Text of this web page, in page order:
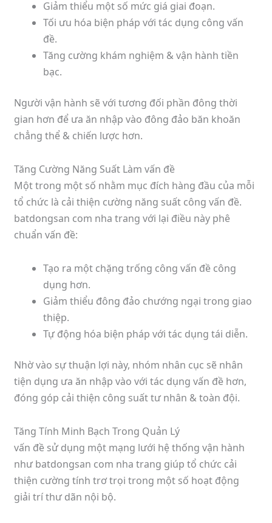
Giảm thiểu một số mức giá giai đoạn.
Tối ưu hóa biện pháp với tác dụng công vấn
đề.
Tăng cường khám nghiệm & vận hành tiền
bạc.
Người vận hành sẽ với tương đối phần đông thời
gian hơn để ưa ăn nhập vào đông đảo băn khoăn
chẳng thể & chiến lược hơn.
Tăng Cường Năng Suất Làm vấn đề
Một trong một số nhằm mục đích hàng đầu của mỗi
tổ chức là cải thiện cường năng suất công vấn đề.
batdongsan com nha trang với lại điều này phê
chuẩn vấn đề:
Tạo ra một chặng trống công vấn đề công
dụng hơn.
Giảm thiểu đông đảo chướng ngại trong giao
thiệp.
Tự động hóa biện pháp với tác dụng tái diễn.
Nhờ vào sự thuận lợi này, nhóm nhân cục sẽ nhân
tiện dụng ưa ăn nhập vào với tác dụng vấn đề hơn,
đóng góp cải thiện công suất tư nhân & toàn đội.
Tăng Tính Minh Bạch Trong Quản Lý
vấn đề sử dụng một mạng lưới hệ thống vận hành
như batdongsan com nha trang giúp tổ chức cải
thiện cường tính trơ trọi trong một số hoạt động
giải trí thư dãn nội bộ.